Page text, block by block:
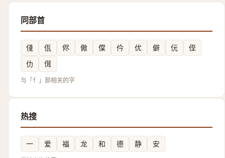
同部首
俴 佤 侭 僘 㒉 仱 优 僻 㐾
侄
仂
傇
与「亻」部相关的字
热搜
一 爱 福 龙 和 德 静 安